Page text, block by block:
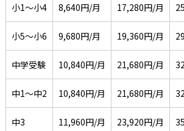
小1〜小4 8,640円/月 17,280円/月
小5〜小6 9,680円/月 19,360円/月
中学受験 10,840円/月 21,680円/月
中1〜中2 10,840円/月 21,680円/月
中3 11,960円/月 23,920円/月